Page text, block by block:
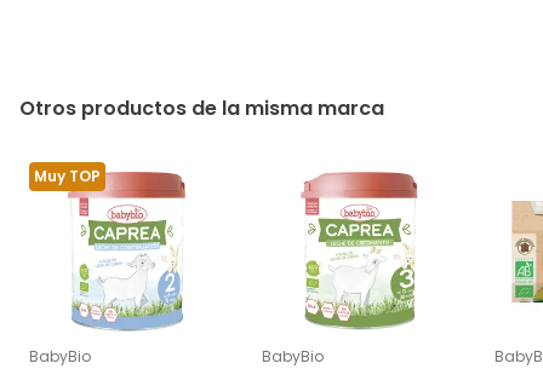
Otros productos de la misma marca
Muy TOP
BabyBio BabyBio